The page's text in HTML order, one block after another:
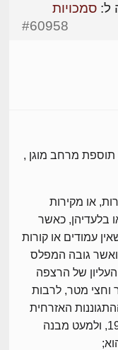
ל: סמכויות
#60958
תוספת מרחב מוגן ,
או מקירות
בלעדיהן, כאשר
עמודים או קורות
ואשר גובה המפלס
של הרצפה
וחצי מטר, לרבות
האזרחית
(מפרטים לבניית מקלטים), תשל"א-1971, ולמעט מבנה